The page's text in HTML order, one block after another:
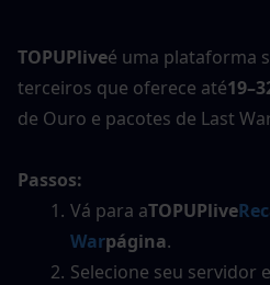
TOPUPliveé uma plataforma
terceiros que oferece até
de Ouro e pacotes de Last
Passos:
Vá para aTOPUPlive
Warpágina.
Selecione seu servidor